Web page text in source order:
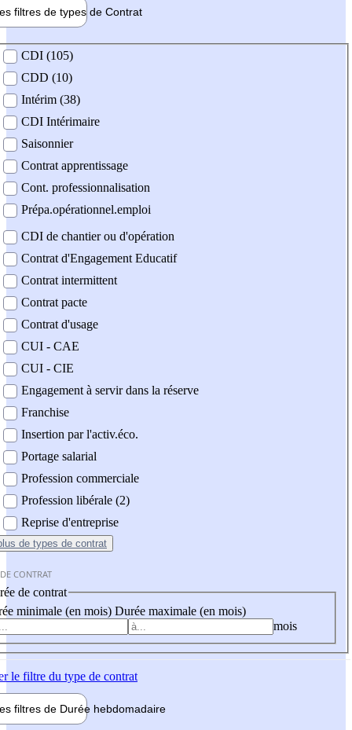
filtres de types de Contrat
contrat
CDI (105)
CDD (10)
Intérim (38)
CDI Intérimaire
Saisonnier
Contrat apprentissage
Cont. professionnalisation
Prépa.opérationnel.emploi
CDI de chantier ou d'opération
Contrat d'Engagement Educatif
Contrat intermittent
Contrat pacte
Contrat d'usage
CUI - CAE
CUI - CIE
Engagement à servir dans la réserve
Franchise
Insertion par l'activ.éco.
Portage salarial
Profession commerciale
Profession libérale (2)
Reprise d'entreprise
de types de contrat
CONTRAT
de contrat
minimale (en mois) Durée maximale (en mois)
mois
le filtre du type de contrat
filtres de Durée hebdomadaire